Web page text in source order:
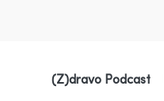
(Z)dravo Podcast